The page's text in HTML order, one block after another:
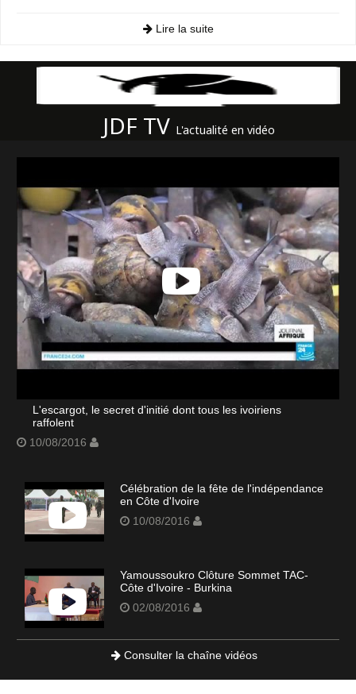
Lire la suite
JDF TV L'actualité en vidéo
L'escargot, le secret d'initié dont tous les ivoiriens
raffolent
10/08/2016
Célébration de la fête de l'indépendance
en Côte d'Ivoire
10/08/2016
Yamoussoukro Clôture Sommet TAC-
Côte d'Ivoire - Burkina
02/08/2016
Consulter la chaîne vidéos